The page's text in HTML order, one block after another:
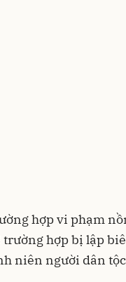
hợp vi phạm
trường hợp bị lập
niên người dân